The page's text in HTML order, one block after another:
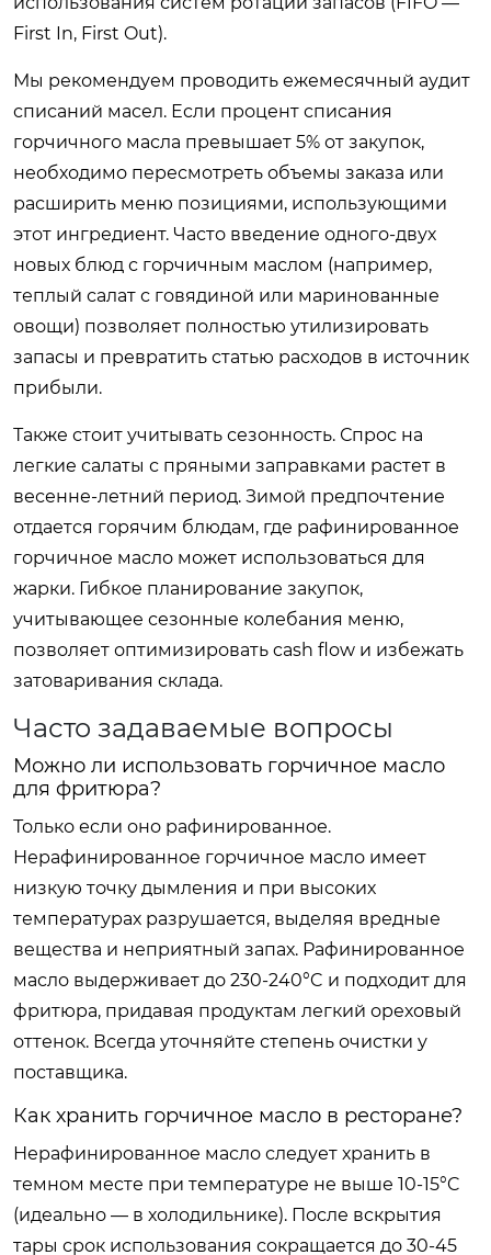
First In, First Out).
Мы рекомендуем проводить ежемесячный аудит
списаний масел. Если процент списания
горчичного масла превышает 5% от закупок,
необходимо пересмотреть объемы заказа или
расширить меню позициями, использующими
этот ингредиент. Часто введение одного-двух
новых блюд с горчичным маслом (например,
теплый салат с говядиной или маринованные
овощи) позволяет полностью утилизировать
запасы и превратить статью расходов в источник
прибыли.
Также стоит учитывать сезонность. Спрос на
легкие салаты с пряными заправками растет в
весенне-летний период. Зимой предпочтение
отдается горячим блюдам, где рафинированное
горчичное масло может использоваться для
жарки. Гибкое планирование закупок,
учитывающее сезонные колебания меню,
позволяет оптимизировать cash flow и избежать
затоваривания склада.
Часто задаваемые вопросы
Можно ли использовать горчичное масло
для фритюра?
Только если оно рафинированное.
Нерафинированное горчичное масло имеет
низкую точку дымления и при высоких
температурах разрушается, выделяя вредные
вещества и неприятный запах. Рафинированное
масло выдерживает до 230-240°C и подходит для
фритюра, придавая продуктам легкий ореховый
оттенок. Всегда уточняйте степень очистки у
поставщика.
Как хранить горчичное масло в ресторане?
Нерафинированное масло следует хранить в
темном месте при температуре не выше 10-15°C
(идеально — в холодильнике). После вскрытия
тары срок использования сокращается до 30-45